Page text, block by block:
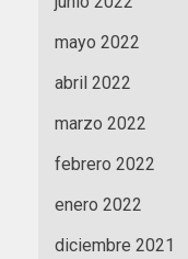
mayo 2022
abril 2022
marzo 2022
febrero 2022
enero 2022
diciembre 2021